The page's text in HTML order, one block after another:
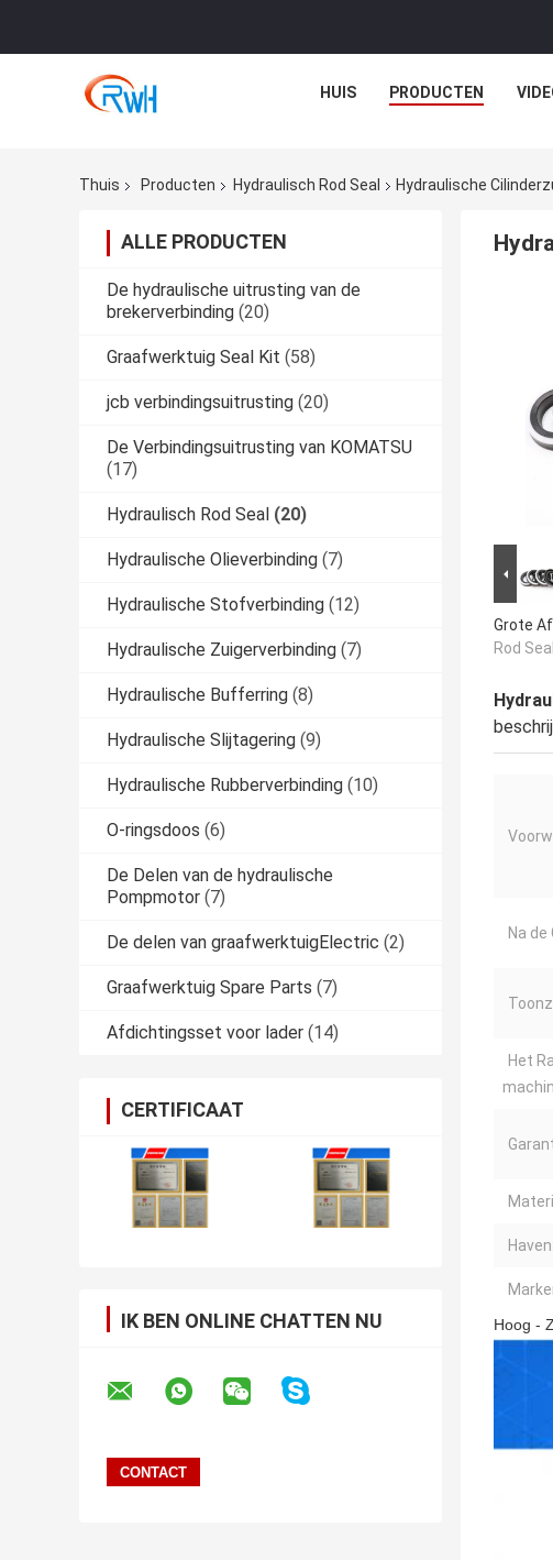
HUIS PRODUCTEN
Thuis Producten Hydraulisch Rod Seal Hydraulische
ALLE PRODUCTEN
De hydraulische uitrusting van de
brekerverbinding (20)
Graafwerktuig Seal Kit (58)
jcb verbindingsuitrusting (20)
De Verbindingsuitrusting van KOMATSU
(17)
Hydraulisch Rod Seal (20)
Hydraulische Olieverbinding (7)
Hydraulische Stofverbinding (12)
Hydraulische Zuigerverbinding (7)
Hydraulische Bufferring (8)
Hydraulische Slijtagering (9)
Hydraulische Rubberverbinding (10)
O-ringsdoos (6)
De Delen van de hydraulische
Pompmotor (7)
De delen van graafwerktuigElectric (2)
Graafwerktuig Spare Parts (7)
Afdichtingsset voor lader (14)
CERTIFICAAT
IK BEN ONLINE CHATTEN NU
Grote
Rod
Na
Het
Haven:
Hoog -